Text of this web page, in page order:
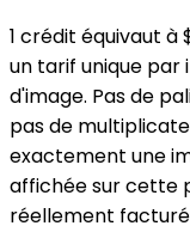
1 crédit équivaut à
un tarif unique par
d'image. Pas de
pas de
exactement une
affichée sur cette
réellement